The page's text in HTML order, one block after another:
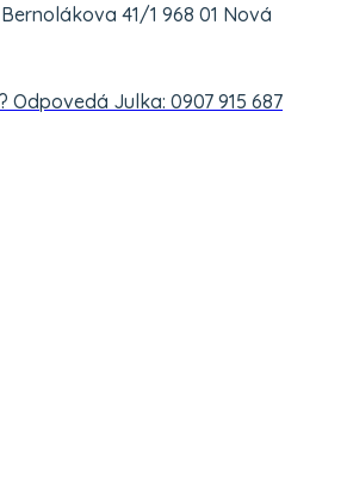
41/1 968 01 Nová
Julka: 0907 915 687